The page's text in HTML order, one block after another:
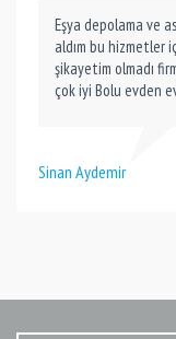
Eşya depolama ve
aldım bu hizmetler
şikayetim olmadı
çok iyi Bolu evden
Sinan Aydemir